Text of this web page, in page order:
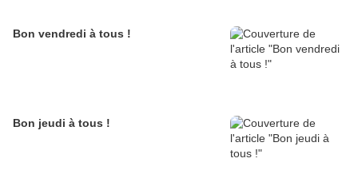
Bon vendredi à tous !
Bon jeudi à tous !